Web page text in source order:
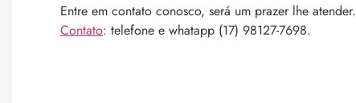
Entre em contato conosco, será um prazer lhe atender.
Contato: telefone e whatapp (17) 98127-7698.